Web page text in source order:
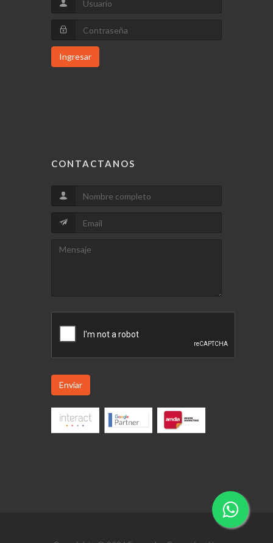
Ingresar
CONTACTANOS
Enviar